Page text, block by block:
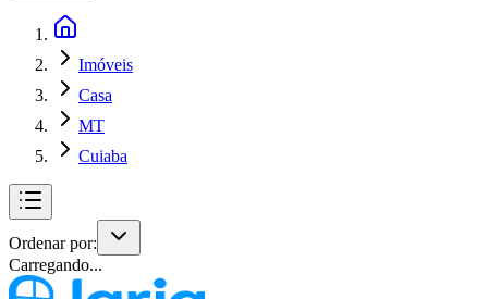
Imóveis
Casa
MT
Cuiaba
Ordenar por:
Carregando...